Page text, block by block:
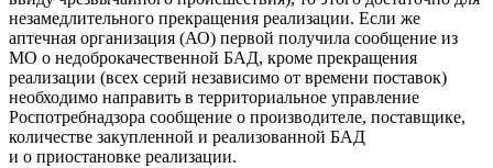
незамедлительного прекращения реализации. Если же
аптечная организация (АО) первой получила сообщение из
МО о недоброкачественной БАД, кроме прекращения
реализации (всех серий независимо от времени поставок)
необходимо направить в территориальное управление
Роспотребнадзора сообщение о производителе, поставщике,
количестве закупленной и реализованной БАД
и о приостановке реализации.